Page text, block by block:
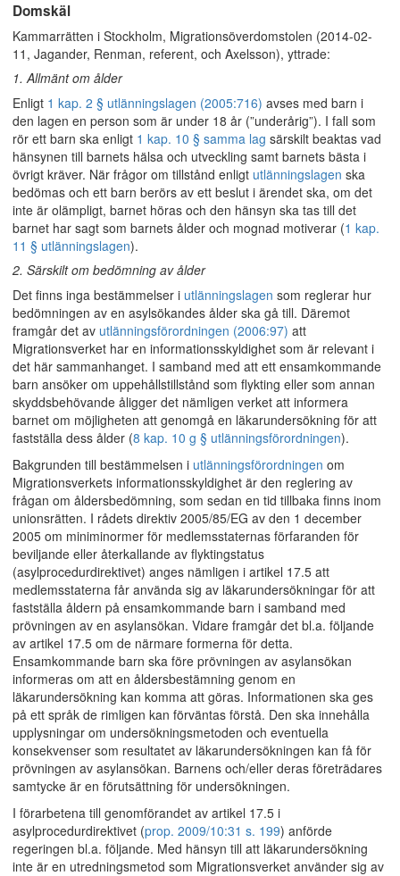
Domskäl
Kammarrätten i Stockholm, Migrationsöverdomstolen (2014-02-
11, Jagander, Renman, referent, och Axelsson), yttrade:
1. Allmänt om ålder
Enligt 1 kap. 2 § utlänningslagen (2005:716) avses med barn i
den lagen en person som är under 18 år (”underårig”). I fall som
rör ett barn ska enligt 1 kap. 10 § samma lag särskilt beaktas vad
hänsynen till barnets hälsa och utveckling samt barnets bästa i
övrigt kräver. När frågor om tillstånd enligt utlänningslagen ska
bedömas och ett barn berörs av ett beslut i ärendet ska, om det
inte är olämpligt, barnet höras och den hänsyn ska tas till det
barnet har sagt som barnets ålder och mognad motiverar (1 kap.
11 § utlänningslagen).
2. Särskilt om bedömning av ålder
Det finns inga bestämmelser i utlänningslagen som reglerar hur
bedömningen av en asylsökandes ålder ska gå till. Däremot
framgår det av utlänningsförordningen (2006:97) att
Migrationsverket har en informationsskyldighet som är relevant i
det här sammanhanget. I samband med att ett ensamkommande
barn ansöker om uppehållstillstånd som flykting eller som annan
skyddsbehövande åligger det nämligen verket att informera
barnet om möjligheten att genomgå en läkarundersökning för att
fastställa dess ålder (8 kap. 10 g § utlänningsförordningen).
Bakgrunden till bestämmelsen i utlänningsförordningen om
Migrationsverkets informationsskyldighet är den reglering av
frågan om åldersbedömning, som sedan en tid tillbaka finns inom
unionsrätten. I rådets direktiv 2005/85/EG av den 1 december
2005 om miniminormer för medlemsstaternas förfaranden för
beviljande eller återkallande av flyktingstatus
(asylprocedurdirektivet) anges nämligen i artikel 17.5 att
medlemsstaterna får använda sig av läkarundersökningar för att
fastställa åldern på ensamkommande barn i samband med
prövningen av en asylansökan. Vidare framgår det bl.a. följande
av artikel 17.5 om de närmare formerna för detta.
Ensamkommande barn ska före prövningen av asylansökan
informeras om att en åldersbestämning genom en
läkarundersökning kan komma att göras. Informationen ska ges
på ett språk de rimligen kan förväntas förstå. Den ska innehålla
upplysningar om undersökningsmetoden och eventuella
konsekvenser som resultatet av läkarundersökningen kan få för
prövningen av asylansökan. Barnens och/eller deras företrädares
samtycke är en förutsättning för undersökningen.
I förarbetena till genomförandet av artikel 17.5 i
asylprocedurdirektivet (prop. 2009/10:31 s. 199) anförde
regeringen bl.a. följande. Med hänsyn till att läkarundersökning
inte är en utredningsmetod som Migrationsverket använder sig av